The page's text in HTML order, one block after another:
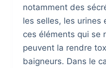
notamment des
les selles, les urines
ces éléments qui se
peuvent la rendre
baigneurs. Dans le